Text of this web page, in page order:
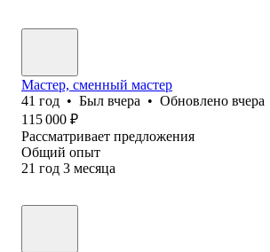
Мастер, сменный мастер
41 год • Был вчера • Обновлено вчера
115 000 ₽
Рассматривает предложения
Общий опыт
21 год 3 месяца